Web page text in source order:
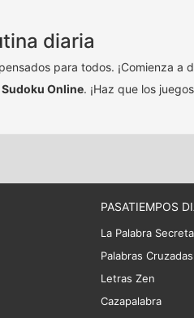
diaria
para todos. ¡Comienza a
Sudoku Online. ¡Haz que los
PASATIEMPOS
La Palabra Secreta
Palabras Cruzadas
Letras Zen
Cazapalabra